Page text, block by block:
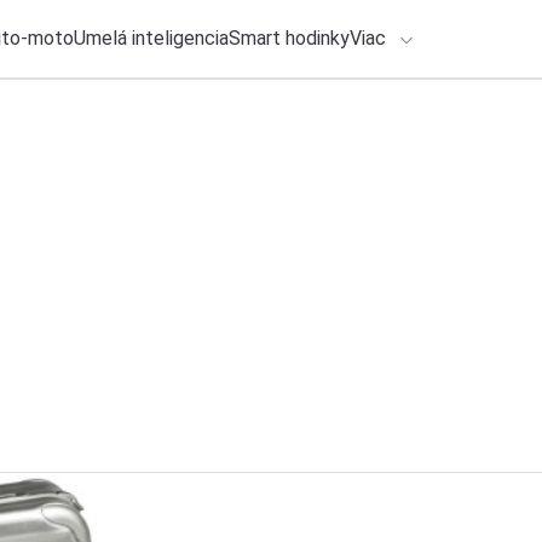
motoUmelá inteligenciaSmart hodinkyViac